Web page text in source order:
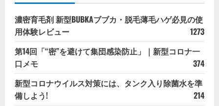
濃密育毛剤 新型BUBKAブブカ・脱毛薄毛ハゲ必見の使
用体験レビュー
1273
第14回「“密”を避けて集団感染防止」｜新型コロナ一
口メモ
374
新型コロナウイルス対策には、タンク入り除菌水を準
備しよう!
214